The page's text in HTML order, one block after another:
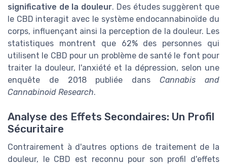
significative de la douleur. Des études suggèrent que
le CBD interagit avec le système endocannabinoïde du
corps, influençant ainsi la perception de la douleur. Les
statistiques montrent que 62% des personnes qui
utilisent le CBD pour un problème de santé le font pour
traiter la douleur, l'anxiété et la dépression, selon une
enquête de 2018 publiée dansCannabis and
Cannabinoid Research.
Analyse des Effets Secondaires: Un Profil
Sécuritaire
Contrairement à d'autres options de traitement de la
douleur, le CBD est reconnu pour son profil d'effets